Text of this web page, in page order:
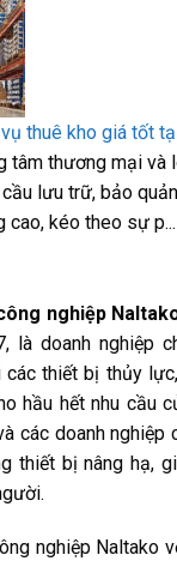
thuê kho giá tốt
tâm thương mại
lưu trữ, bảo
cao, kéo theo sự p...
nghiệp
là doanh nghiệp
các thiết bị thủy
hầu hết nhu cầu
các doanh nghiệp
thiết bị nâng hạ,
nghiệp Naltako